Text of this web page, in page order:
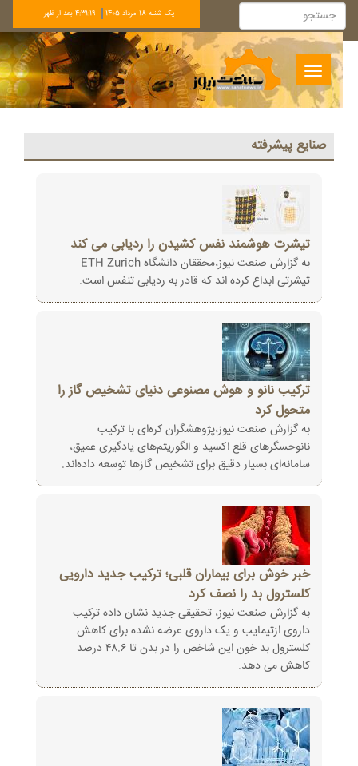
يک شنبه 18 مرداد 1405 4:31:19 بعد از ظهر
Toggle
navigation
صنايع پيشرفته
تیشرت هوشمند نفس کشیدن را ردیابی می کند
به گزارش صنعت نیوز،محققان دانشگاه ETH Zurich
تیشرتی ابداع کرده اند که قادر به ردیابی تنفس است.
ترکیب نانو و هوش مصنوعی دنیای تشخیص گاز را
متحول کرد
به گزارش صنعت نیوز،پژوهشگران کره‌ای با ترکیب
نانوحسگرهای قلع اکسید و الگوریتم‌های یادگیری عمیق،
سامانه‌ای بسیار ‌دقیق برای تشخیص گازها توسعه داده‌اند.
خبر خوش برای بیماران قلبی؛ ترکیب جدید دارویی
کلسترول بد را نصف کرد
به گزارش صنعت نیوز، تحقیقی جدید نشان داده ترکیب
داروی ازتیمایب و یک داروی عرضه نشده برای کاهش
کلسترول بد خون این شاخص را در بدن تا ۴۸.۶ درصد
کاهش می دهد.